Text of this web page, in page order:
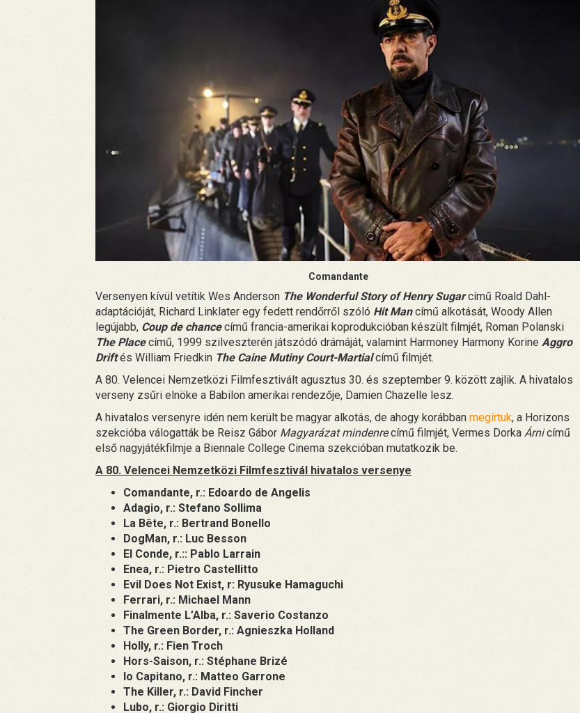
Comandante
Versenyen kívül vetítik Wes Anderson The Wonderful Story of Henry Sugarcímű Roald Dahl-
adaptációját, Richard Linklater egy fedett rendőrről szóló Hit Mancímű alkotását, Woody Allen
legújabb, Coup de chancecímű francia-amerikai koprodukcióban készült filmjét, Roman Polanski
The Placecímű, 1999 szilveszterén játszódó drámáját, valamint Harmoney Harmony Korine Aggro
Driftés William Friedkin The Caine Mutiny Court-Martialcímű filmjét.
A 80. Velencei Nemzetközi Filmfesztivált agusztus 30. és szeptember 9. között zajlik. A hivatalos
verseny zsűri elnöke a Babilon amerikai rendezője, Damien Chazelle lesz.
A hivatalos versenyre idén nem került be magyar alkotás, de ahogy korábban megírtuk, a Horizons
szekcióba válogatták be Reisz Gábor Magyarázat mindenrecímű filmjét, Vermes Dorka Árnicímű
első nagyjátékfilmje a Biennale College Cinema szekcióban mutatkozik be.
A 80. Velencei Nemzetközi Filmfesztivál hivatalos versenye
Comandante, r.: Edoardo de Angelis
Adagio, r.: Stefano Sollima
La Bête, r.: Bertrand Bonello
DogMan, r.: Luc Besson
El Conde, r.:: Pablo Larrain
Enea, r.: Pietro Castellitto
Evil Does Not Exist, r: Ryusuke Hamaguchi
Ferrari, r.: Michael Mann
Finalmente L’Alba, r.: Saverio Costanzo
The Green Border, r.: Agnieszka Holland
Holly, r.: Fien Troch
Hors-Saison, r.: Stéphane Brizé
Io Capitano, r.: Matteo Garrone
The Killer, r.: David Fincher
Lubo, r.: Giorgio Diritti